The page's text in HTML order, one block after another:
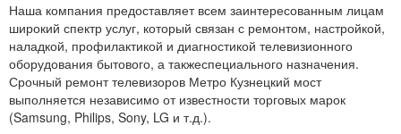
Наша компания предоставляет всем заинтересованным лицам
широкий спектр услуг, который связан с ремонтом, настройкой,
наладкой, профилактикой и диагностикой телевизионного
оборудования бытового, а такжеспециального назначения.
Срочный ремонт телевизоров Метро Кузнецкий мост
выполняется независимо от известности торговых марок
(Samsung, Philips, Sony, LG и т.д.).